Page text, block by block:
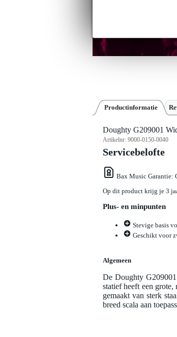
Productinformatie
Doughty G209001
Artikelnr: 9000-0150-0040
Servicebelofte
Bax Music Garantie:
Op dit product krijg je 3
Plus- en minpunten
Stevige basis
Geschikt voor
Algemeen
De Doughty
statief heeft een
gemaakt van sterk
breed scala aan